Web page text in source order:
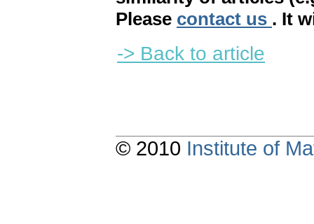
Please contact us . It
-> Back to article
© 2010 Institute of